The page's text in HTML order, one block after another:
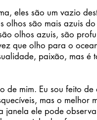
eles são um vazio
olhos são mais azuis
olhos azuis, são
que olho para o
paixão, mas é
mim. Eu sou feito de
mas o melhor
janela ele pode